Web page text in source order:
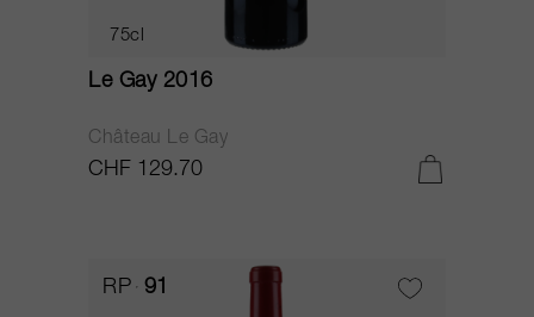
75cl
Le Gay 2016
Château Le Gay
CHF 129.70
RP 91